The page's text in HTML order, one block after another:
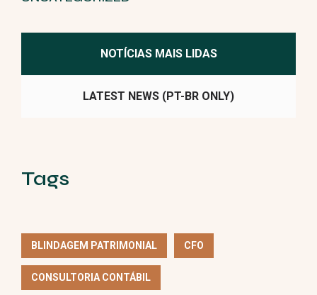
NOTÍCIAS MAIS LIDAS
LATEST NEWS (PT-BR ONLY)
Tags
BLINDAGEM PATRIMONIAL CFO
CONSULTORIA CONTÁBIL